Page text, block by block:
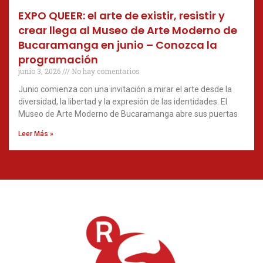
EXPO QUEER: el arte de existir, resistir y
crear llega al Museo de Arte Moderno de
Bucaramanga en junio – Conozca la
programación
junio 3, 2026
No hay comentarios
Junio comienza con una invitación a mirar el arte desde la
diversidad, la libertad y la expresión de las identidades. El
Museo de Arte Moderno de Bucaramanga abre sus puertas
Leer Más »